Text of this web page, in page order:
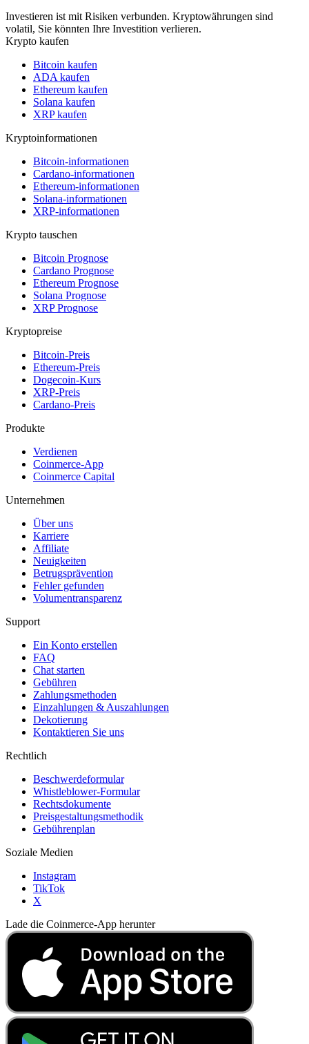
Investieren ist mit Risiken verbunden. Kryptowährungen sind
volatil, Sie könnten Ihre Investition verlieren.
Krypto kaufen
Bitcoin kaufen
ADA kaufen
Ethereum kaufen
Solana kaufen
XRP kaufen
Kryptoinformationen
Bitcoin-informationen
Cardano-informationen
Ethereum-informationen
Solana-informationen
XRP-informationen
Krypto tauschen
Bitcoin Prognose
Cardano Prognose
Ethereum Prognose
Solana Prognose
XRP Prognose
Kryptopreise
Bitcoin-Preis
Ethereum-Preis
Dogecoin-Kurs
XRP-Preis
Cardano-Preis
Produkte
Verdienen
Coinmerce-App
Coinmerce Capital
Unternehmen
Über uns
Karriere
Affiliate
Neuigkeiten
Betrugsprävention
Fehler gefunden
Volumentransparenz
Support
Ein Konto erstellen
FAQ
Chat starten
Gebühren
Zahlungsmethoden
Einzahlungen & Auszahlungen
Dekotierung
Kontaktieren Sie uns
Rechtlich
Beschwerdeformular
Whistleblower-Formular
Rechtsdokumente
Preisgestaltungsmethodik
Gebührenplan
Soziale Medien
Instagram
TikTok
X
Lade die Coinmerce-App herunter